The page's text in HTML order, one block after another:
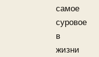
самое
суровое
в
жизни